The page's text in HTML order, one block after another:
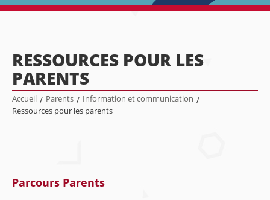
RESSOURCES POUR LES
PARENTS
Accueil / Parents / Information et communication /
Ressources pour les parents
Parcours Parents